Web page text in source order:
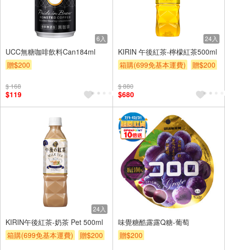
6入
UCC無糖咖啡飲料Can184ml
贈$200
$ 168
$119
24入
KIRIN 午後紅茶-檸檬紅茶500ml
箱購(699免基本運費)
贈$200
$ 880
$680
24入
KIRIN午後紅茶-奶茶 Pet 500ml
箱購(699免基本運費)
贈$200
味覺糖酷露露Q糖-葡萄
贈$200